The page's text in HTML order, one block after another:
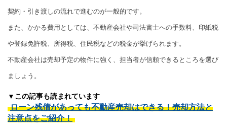
契約・引き渡しの流れで進むのが一般的です。
また、かかる費用としては、不動産会社や司法書士への手数料、印紙税
や登録免許税、所得税、住民税などの税金が挙げられます。
不動産会社は売却予定の物件に強く、担当者が信頼できるところを選び
ましょう。
▼この記事も読まれています
ローン残債があっても不動産売却はできる！売却方法と
注意点をご紹介！